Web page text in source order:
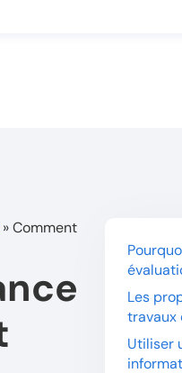
»Comment
Les
travaux
Utiliser